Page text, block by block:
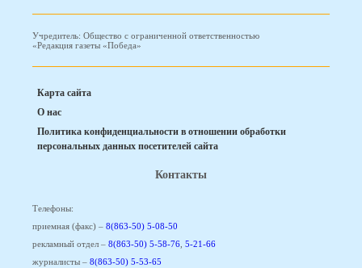
Учредитель: Общество с ограниченной ответственностью
«Редакция газеты «Победа»
Карта сайта
О нас
Политика конфиденциальности в отношении обработки
персональных данных посетителей сайта
Контакты
Телефоны:
приемная (факс) – 8(863-50) 5-08-50
рекламный отдел – 8(863-50) 5-58-76, 5-21-66
журналисты – 8(863-50) 5-53-65